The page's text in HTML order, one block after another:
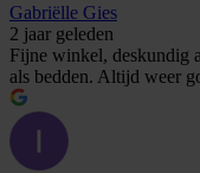
Gabriëlle Gies
2 jaar geleden
Fijne winkel, deskundig
als bedden. Altijd weer